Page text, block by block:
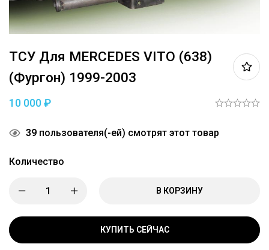
ТСУ Для MERCEDES VITO (638)
(фургон) 1999-2003
10 000₽
39 пользователя(-ей) смотрят этот товар
Количество
В КОРЗИНУ
КУПИТЬ СЕЙЧАС